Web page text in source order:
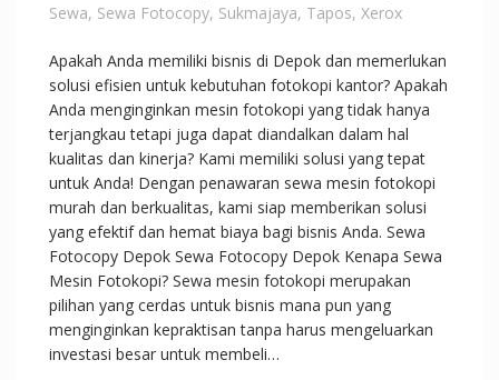
Sewa, Sewa Fotocopy, Sukmajaya, Tapos, Xerox
Apakah Anda memiliki bisnis di Depok dan memerlukan
solusi efisien untuk kebutuhan fotokopi kantor? Apakah
Anda menginginkan mesin fotokopi yang tidak hanya
terjangkau tetapi juga dapat diandalkan dalam hal
kualitas dan kinerja? Kami memiliki solusi yang tepat
untuk Anda! Dengan penawaran sewa mesin fotokopi
murah dan berkualitas, kami siap memberikan solusi
yang efektif dan hemat biaya bagi bisnis Anda. Sewa
Fotocopy Depok Sewa Fotocopy Depok Kenapa Sewa
Mesin Fotokopi? Sewa mesin fotokopi merupakan
pilihan yang cerdas untuk bisnis mana pun yang
menginginkan kepraktisan tanpa harus mengeluarkan
investasi besar untuk membeli…